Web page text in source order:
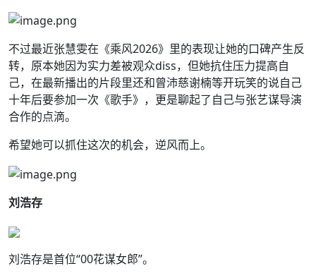
不过最近张慧雯在《乘风2026》里的表现让她的口碑产生反
转，原本她因为实力差被观众diss，但她抗住压力提高自
己，在最新播出的片段里还和曾沛慈谢楠等开玩笑的说自己
十年后要参加一次《歌手》，更是聊起了自己与张艺谋导演
合作的点滴。
希望她可以抓住这次的机会，逆风而上。
刘浩存
刘浩存是首位“00花谋女郎”。